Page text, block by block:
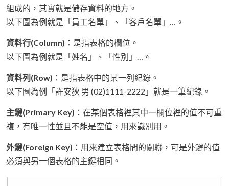
組成的，其實就是儲存資料的地方。
以下圖為例就是「員工名單」、「客戶名單」…。
資料行(Column) ：是指表格的欄位。
以下圖為例就是「姓名」、「性別」…。
資料列(Row) ：是指表格中的某一列紀錄。
以下圖為例「許安狄 男 (02)1111-2222」就是一筆紀錄。
主鍵(Primary Key) ：在某個表格裡其中一欄位裡的值不可重
複，有唯一性並且不能是空值，用來識別用。
外鍵(Foreign Key) ：用來建立表格間的關聯，可是外鍵的值
必須與另一個表格的主鍵相同。